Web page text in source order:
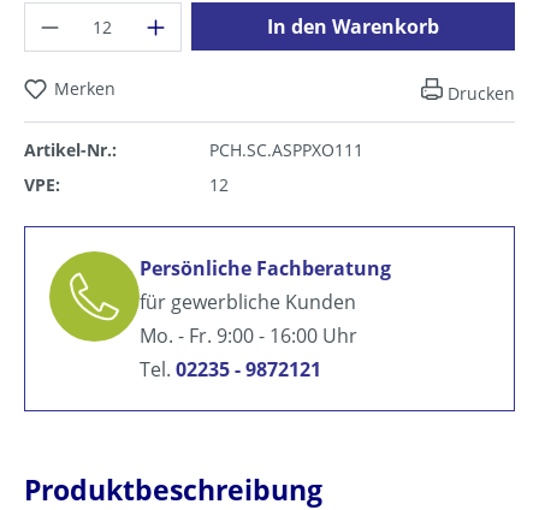
Produkt Anzahl: Gib den gewünschten
In den Warenkorb
Merken Drucken
Artikel-Nr.:
PCH.SC.ASPPXO111
VPE:
12
Persönliche Fachberatung
für gewerbliche Kunden
Mo. - Fr. 9:00 - 16:00 Uhr
Tel. 02235 - 9872121
Produktbeschreibung